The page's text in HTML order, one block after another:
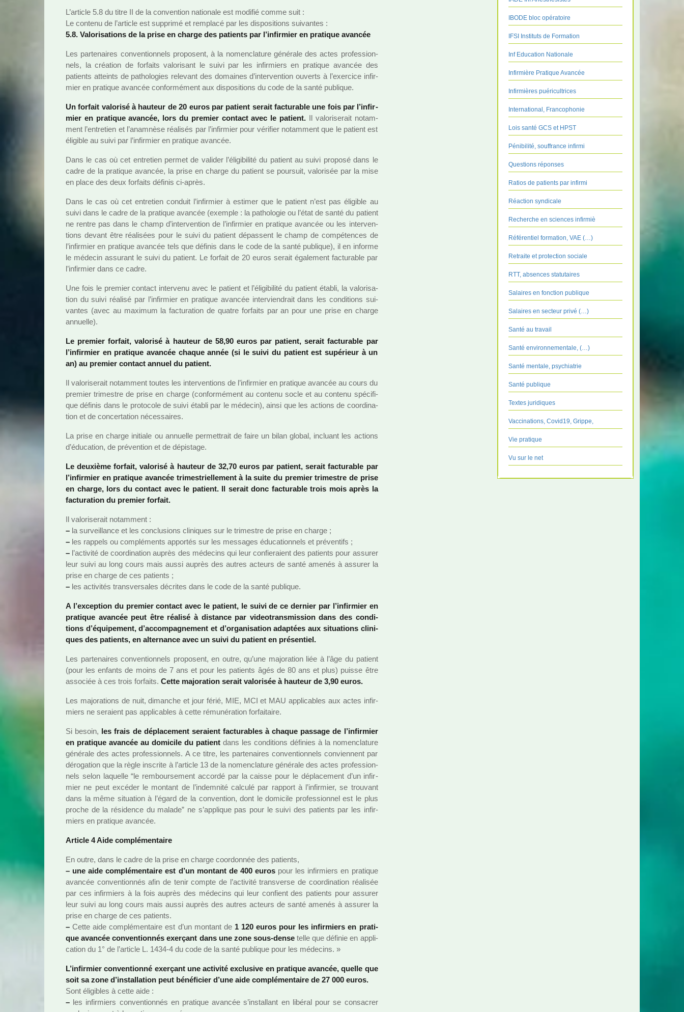
L’arti­cle 5.8 du titre II de la conven­tion natio­nale est modi­fié comme suit :
Le contenu de l’arti­cle est sup­primé et rem­placé par les dis­po­si­tions sui­van­tes :
5.8. Valorisations de la prise en charge des patients par l’infir­mier en pra­ti­que avan­cée
Les par­te­nai­res conven­tion­nels pro­po­sent, à la nomen­cla­ture géné­rale des actes pro­fes­sion­
nels, la créa­tion de for­faits valo­ri­sant le suivi par les infir­miers en pra­ti­que avan­cée des
patients atteints de patho­lo­gies rele­vant des domai­nes d’inter­ven­tion ouverts à l’exer­cice infir­
mier en pra­ti­que avan­cée confor­mé­ment aux dis­po­si­tions du code de la santé publi­que.
Un for­fait valo­risé à hau­teur de 20 euros par patient serait fac­tu­ra­ble une fois par l’infir­
mier en pra­ti­que avan­cée, lors du pre­mier contact avec le patient. Il valo­ri­se­rait notam­
ment l’entre­tien et l’ana­mnèse réa­li­sés par l’infir­mier pour véri­fier notam­ment que le patient est
éligible au suivi par l’infir­mier en pra­ti­que avan­cée.
Dans le cas où cet entre­tien permet de vali­der l’éligibilité du patient au suivi pro­posé dans le
cadre de la pra­ti­que avan­cée, la prise en charge du patient se pour­suit, valo­ri­sée par la mise
en place des deux for­faits défi­nis ci-après.
Dans le cas où cet entre­tien conduit l’infir­mier à esti­mer que le patient n’est pas éligible au
suivi dans le cadre de la pra­ti­que avan­cée (exem­ple : la patho­lo­gie ou l’état de santé du patient
ne rentre pas dans le champ d’inter­ven­tion de l’infir­mier en pra­ti­que avan­cée ou les inter­ven­
tions devant être réa­li­sées pour le suivi du patient dépas­sent le champ de com­pé­ten­ces de
l’infir­mier en pra­ti­que avan­cée tels que défi­nis dans le code de la santé publi­que), il en informe
le méde­cin assu­rant le suivi du patient. Le for­fait de 20 euros serait également fac­tu­ra­ble par
l’infir­mier dans ce cadre.
Une fois le pre­mier contact inter­venu avec le patient et l’éligibilité du patient établi, la valo­ri­sa­
tion du suivi réa­lisé par l’infir­mier en pra­ti­que avan­cée inter­vien­drait dans les condi­tions sui­
van­tes (avec au maxi­mum la fac­tu­ra­tion de quatre for­faits par an pour une prise en charge
annuelle).
Le pre­mier for­fait, valo­risé à hau­teur de 58,90 euros par patient, serait fac­tu­ra­ble par
l’infir­mier en pra­ti­que avan­cée chaque année (si le suivi du patient est supé­rieur à un
an) au pre­mier contact annuel du patient.
Il valo­ri­se­rait notam­ment toutes les inter­ven­tions de l’infir­mier en pra­ti­que avan­cée au cours du
pre­mier tri­mes­tre de prise en charge (confor­mé­ment au contenu socle et au contenu spé­ci­fi­
que défi­nis dans le pro­to­cole de suivi établi par le méde­cin), ainsi que les actions de coor­di­na­
tion et de concer­ta­tion néces­sai­res.
La prise en charge ini­tiale ou annuelle per­met­trait de faire un bilan global, incluant les actions
d’éducation, de pré­ven­tion et de dépis­tage.
Le deuxième for­fait, valo­risé à hau­teur de 32,70 euros par patient, serait fac­tu­ra­ble par
l’infir­mier en pra­ti­que avan­cée tri­mes­triel­le­ment à la suite du pre­mier tri­mes­tre de prise
en charge, lors du contact avec le patient. Il serait donc fac­tu­ra­ble trois mois après la
fac­tu­ra­tion du pre­mier for­fait.
Il valo­ri­se­rait notam­ment :
– la sur­veillance et les conclu­sions cli­ni­ques sur le tri­mes­tre de prise en charge ;
– les rap­pels ou com­plé­ments appor­tés sur les mes­sa­ges éducationnels et pré­ven­tifs ;
– l’acti­vité de coor­di­na­tion auprès des méde­cins qui leur confie­raient des patients pour assu­rer
leur suivi au long cours mais aussi auprès des autres acteurs de santé amenés à assu­rer la
prise en charge de ces patients ;
– les acti­vi­tés trans­ver­sa­les décri­tes dans le code de la santé publi­que.
A l’excep­tion du pre­mier contact avec le patient, le suivi de ce der­nier par l’infir­mier en
pra­ti­que avan­cée peut être réa­lisé à dis­tance par video­trans­mis­sion dans des condi­
tions d’équipement, d’accom­pa­gne­ment et d’orga­ni­sa­tion adap­tées aux situa­tions cli­ni­
ques des patients, en alter­nance avec un suivi du patient en pré­sen­tiel.
Les par­te­nai­res conven­tion­nels pro­po­sent, en outre, qu’une majo­ra­tion liée à l’âge du patient
(pour les enfants de moins de 7 ans et pour les patients âgés de 80 ans et plus) puisse être
asso­ciée à ces trois for­faits. Cette majo­ra­tion serait valo­ri­sée à hau­teur de 3,90 euros.
Les majo­ra­tions de nuit, diman­che et jour férié, MIE, MCI et MAU appli­ca­bles aux actes infir­
miers ne seraient pas appli­ca­bles à cette rému­né­ra­tion for­fai­taire.
Si besoin, les frais de dépla­ce­ment seraient fac­tu­ra­bles à chaque pas­sage de l’infir­mier
en pra­ti­que avan­cée au domi­cile du patientdans les condi­tions défi­nies à la nomen­cla­ture
géné­rale des actes pro­fes­sion­nels. A ce titre, les par­te­nai­res conven­tion­nels convien­nent par
déro­ga­tion que la règle ins­crite à l’arti­cle 13 de la nomen­cla­ture géné­rale des actes pro­fes­sion­
nels selon laquelle “le rem­bour­se­ment accordé par la caisse pour le dépla­ce­ment d’un infir­
mier ne peut excé­der le mon­tant de l’indem­nité cal­culé par rap­port à l’infir­mier, se trou­vant
dans la même situa­tion à l’égard de la conven­tion, dont le domi­cile pro­fes­sion­nel est le plus
proche de la rési­dence du malade” ne s’appli­que pas pour le suivi des patients par les infir­
miers en pra­ti­que avan­cée.
Article 4 Aide com­plé­men­taire
En outre, dans le cadre de la prise en charge coor­don­née des patients,
– une aide com­plé­men­taire est d’un mon­tant de 400 eurospour les infir­miers en pra­ti­que
avan­cée conven­tion­nés afin de tenir compte de l’acti­vité trans­verse de coor­di­na­tion réa­li­sée
par ces infir­miers à la fois auprès des méde­cins qui leur confient des patients pour assu­rer
leur suivi au long cours mais aussi auprès des autres acteurs de santé amenés à assu­rer la
prise en charge de ces patients.
– Cette aide com­plé­men­taire est d’un mon­tant de 1 120 euros pour les infir­miers en pra­ti­
que avan­cée conven­tion­nés exer­çant dans une zone sous-densetelle que défi­nie en appli­
ca­tion du 1° de l’arti­cle L. 1434-4 du code de la santé publi­que pour les méde­cins. »
L’infir­mier conven­tionné exer­çant une acti­vité exclu­sive en pra­ti­que avan­cée, quelle que
soit sa zone d’ins­tal­la­tion peut béné­fi­cier d’une aide com­plé­men­taire de 27 000 euros.
Sont éligibles à cette aide :
– les infir­miers conven­tion­nés en pra­ti­que avan­cée s’ins­tal­lant en libé­ral pour se consa­crer
IBODE bloc opératoire
IFSI Instituts de Formation
Inf Education Nationale
Infirmière Pratique Avancée
Infirmières puéricultrices
International, Francophonie
Lois santé GCS et HPST
Pénibilité, souffrance infirmi
Questions réponses
Ratios de patients par infirmi
Réaction syndicale
Recherche en sciences infirmiè
Référentiel formation, VAE (…)
Retraite et protection sociale
RTT, absences statutaires
Salaires en fonction publique
Salaires en secteur privé (…)
Santé au travail
Santé environnementale, (…)
Santé mentale, psychiatrie
Santé publique
Textes juridiques
Vaccinations, Covid19, Grippe,
Vie pratique
Vu sur le net